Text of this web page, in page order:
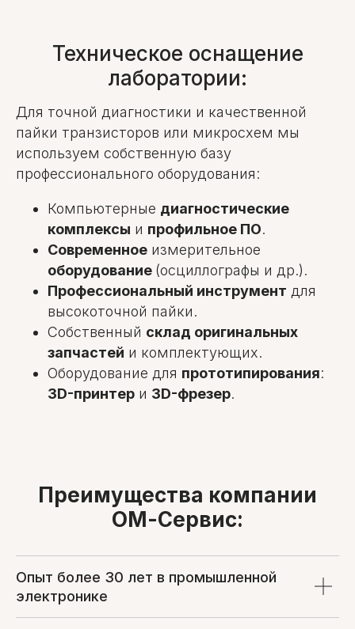
Техническое оснащение
лаборатории:
Для точной диагностики и качественной
пайки транзисторов или микросхем мы
используем собственную базу
профессионального оборудования:
Компьютерные диагностические
комплексы и профильное ПО.
Современное измерительное
оборудование (осциллографы и др.).
Профессиональный инструмент для
высокоточной пайки.
Собственный склад оригинальных
запчастей и комплектующих.
Оборудование для прототипирования:
3D-принтер и 3D-фрезер.
Преимущества компании
ОМ-Сервис:
Опыт более 30 лет в промышленной
электронике